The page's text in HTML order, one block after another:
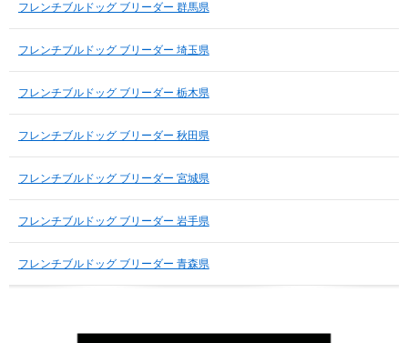
フレンチブルドッグ ブリーダー 群馬県
フレンチブルドッグ ブリーダー 埼玉県
フレンチブルドッグ ブリーダー 栃木県
フレンチブルドッグ ブリーダー 秋田県
フレンチブルドッグ ブリーダー 宮城県
フレンチブルドッグ ブリーダー 岩手県
フレンチブルドッグ ブリーダー 青森県